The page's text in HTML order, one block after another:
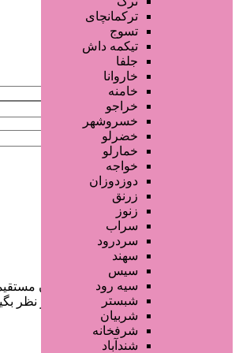
ترکمانچای
تسوج
تیکمه داش
جلفا
خاروانا
خامنه
خراجو
خسروشهر
خضرلو
خمارلو
خواجه
دوزدوزان
زرنق
زنوز
سراب
سردرود
سهند
سیس
سیه رود
شبستر
شربیان
شرفخانه
شندآباد
آگهی ویژه
کمترین قیمت
بیشترین قیمت
در سایت تبلیغاتی مرکز زیبایی کاربران
خودشان جنبه‌های مختلف امنیتی را در نظر